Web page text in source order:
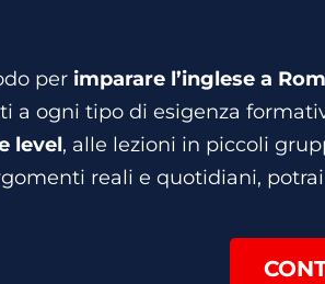
per imparare l’inglese a
a ogni tipo di esigenza
level, alle lezioni in piccoli
reali e quotidiani,